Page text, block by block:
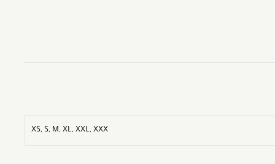
XS, S, M, XL, XXL, XXX